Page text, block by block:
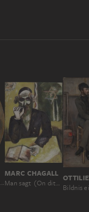
Bildnis eines Mannes
MARC CHAGALL
Man sagt (On dit); Der Rabbiner